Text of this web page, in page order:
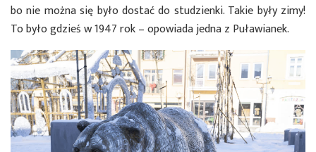
bo nie można się było dostać do studzienki. Takie były zimy!
To było gdzieś w 1947 rok – opowiada jedna z Puławianek.